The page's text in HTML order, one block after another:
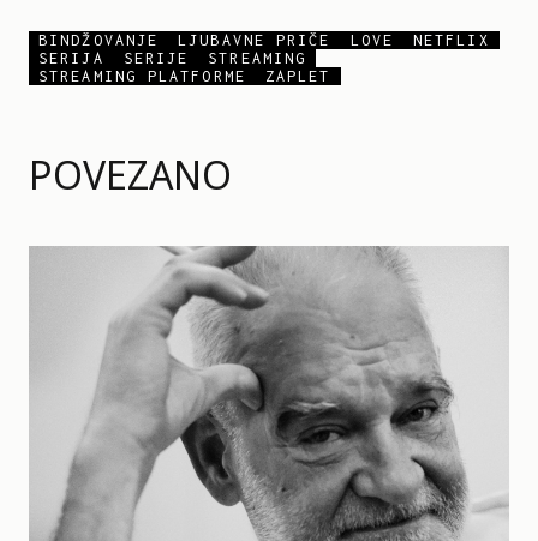
POVEZANO
BINDŽOVANJE LJUBAVNE PRIČE LOVE
NETFLIX
SERIJA
SERIJE
STREAMING
STREAMING PLATFORME
ZAPLET